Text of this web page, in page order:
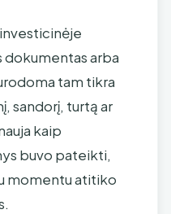
arba
tam tikra
sandorį, turtą ar
kaip
buvo pateikti,
momentu atitiko